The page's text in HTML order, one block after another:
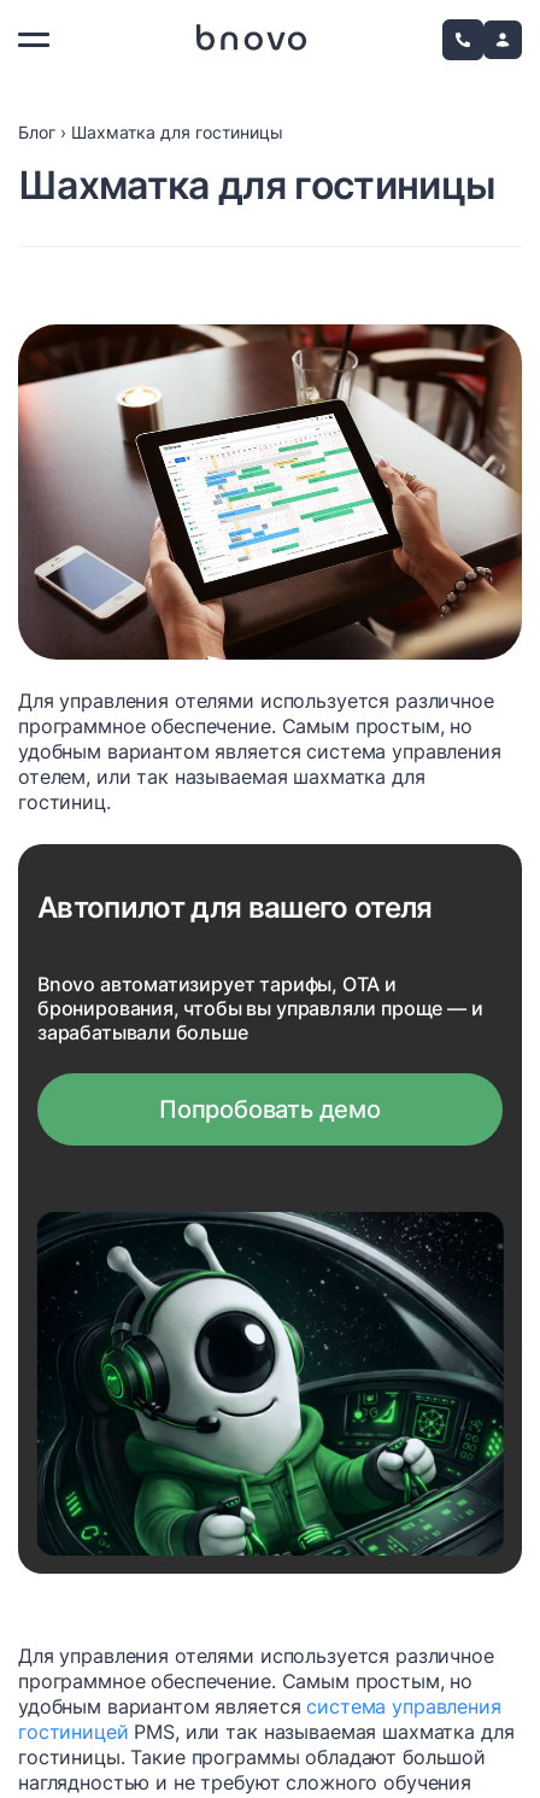
Блог › Шахматка для гостиницы
Шахматка для гостиницы
Для управления отелями используется различное
программное обеспечение. Самым простым, но
удобным вариантом является система управления
отелем, или так называемая шахматка для
гостиниц.
Автопилот для вашего отеля
Bnovo автоматизирует тарифы, OTA и
бронирования, чтобы вы управляли проще — и
зарабатывали больше
Попробовать демо
Для управления отелями используется различное
программное обеспечение. Самым простым, но
удобным вариантом являетсясистема управления
гостиницей PMS, или так называемая шахматка для
гостиницы. Такие программы обладают большой
наглядностью и не требуют сложного обучения